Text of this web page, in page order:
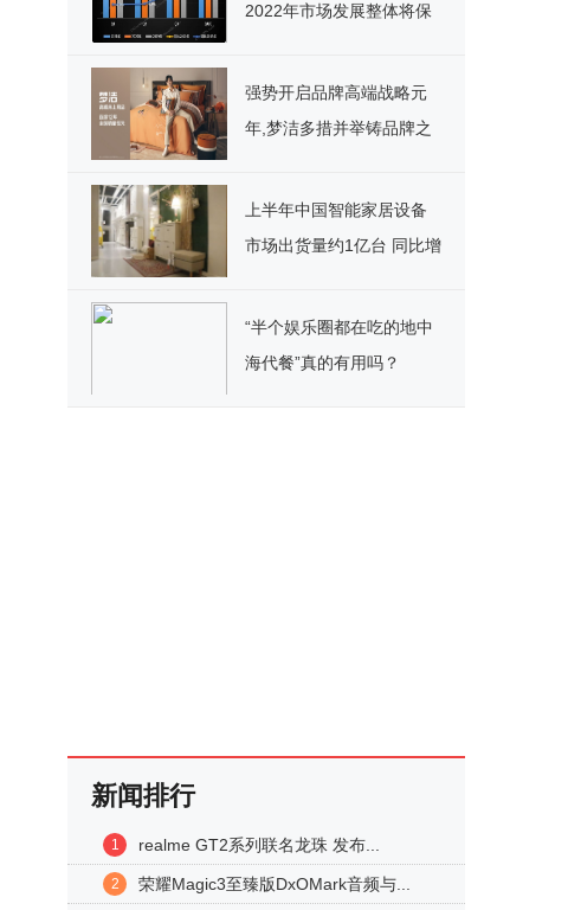
2022年市场发展整体将保
强势开启品牌高端战略元
年,梦洁多措并举铸品牌之
上半年中国智能家居设备
市场出货量约1亿台 同比增
“半个娱乐圈都在吃的地中
海代餐”真的有用吗？
新闻排行
1 realme GT2系列联名龙珠 发布...
2 荣耀Magic3至臻版DxOMark音频与...